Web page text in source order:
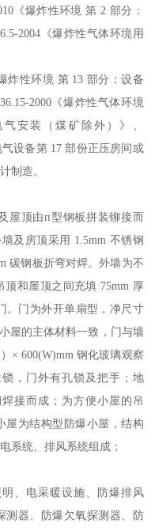
《爆炸性环境 第 2 部分：
2004《爆炸性气体环境用
炸性环境 第 13 部分：设备
2000《爆炸性气体环境
安装（煤矿除外）》、
设备第 17 部份正压房间或
制造。
屋顶由п型钢板拼装铆接而
及房顶采用 1.5mm 不锈钢
碳钢板折弯对焊。外墙为不
和屋顶之间充填 75mm 厚
。门为外开单扇型，净尺寸
屋的主体材料一致，门与墙
× 600(W)mm 钢化玻璃观察
，门外有孔锁及把手；地
接而成；为方便小屋的吊
屋为结构型防爆小屋，结构
系统、排风系统组成；
、电采暖设施、防爆排风
测器、防爆欠氧探测器、防